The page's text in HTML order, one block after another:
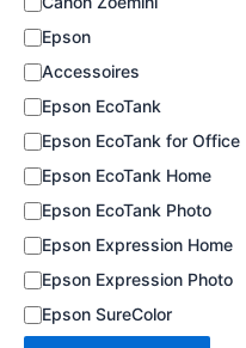
e
Epson
Accessoires
Epson EcoTank
Epson EcoTank for Office
Epson EcoTank Home
Epson EcoTank Photo
Epson Expression Home
Epson Expression Photo
Epson SureColor